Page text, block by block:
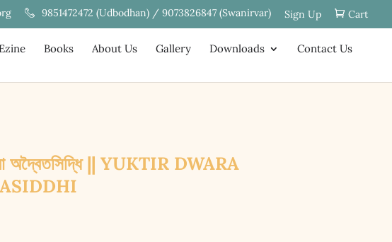
9851472472 (Udbodhan) / 9073826847 (Swanirvar) Sign Up Cart
Books About Us Gallery Downloads Contact Us
অদ্বৈতসিদ্ধি || YUKTIR DWARA